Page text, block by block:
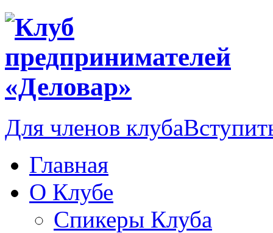
Для членов клуба
Главная
О Клубе
Спикеры Клуба